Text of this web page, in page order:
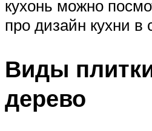
кухонь можно
про дизайн кухни в
Виды
дерево